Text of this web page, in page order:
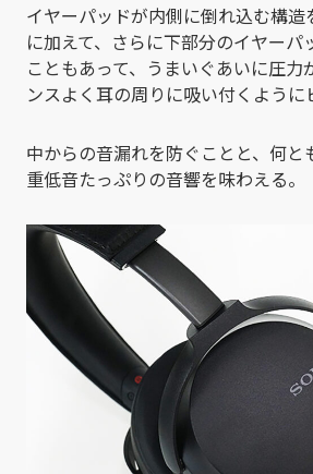
イヤーパッドが内側に倒れ込む構造
に加えて、さらに下部分のイヤーパ
こともあって、うまいぐあいに圧力
ンスよく耳の周りに吸い付くように
中からの音漏れを防ぐことと、何と
重低音たっぷりの音響を味わえる。